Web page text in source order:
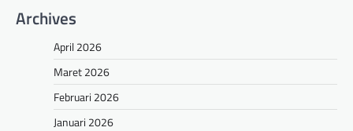
Archives
April 2026
Maret 2026
Februari 2026
Januari 2026